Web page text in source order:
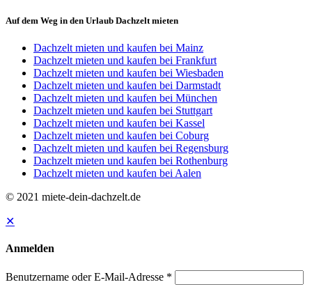
Auf dem Weg in den Urlaub Dachzelt mieten
Dachzelt mieten und kaufen bei Mainz
Dachzelt mieten und kaufen bei Frankfurt
Dachzelt mieten und kaufen bei Wiesbaden
Dachzelt mieten und kaufen bei Darmstadt
Dachzelt mieten und kaufen bei München
Dachzelt mieten und kaufen bei Stuttgart
Dachzelt mieten und kaufen bei Kassel
Dachzelt mieten und kaufen bei Coburg
Dachzelt mieten und kaufen bei Regensburg
Dachzelt mieten und kaufen bei Rothenburg
Dachzelt mieten und kaufen bei Aalen
© 2021 miete-dein-dachzelt.de
✕
Anmelden
Benutzername oder E-Mail-Adresse *